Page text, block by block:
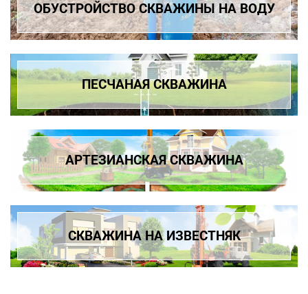
ОБУСТРОЙСТВО СКВАЖИНЫ НА ВОДУ
ПЕСЧАНАЯ СКВАЖИНА
АРТЕЗИАНСКАЯ СКВАЖИНА
СКВАЖИНА НА ИЗВЕСТНЯК